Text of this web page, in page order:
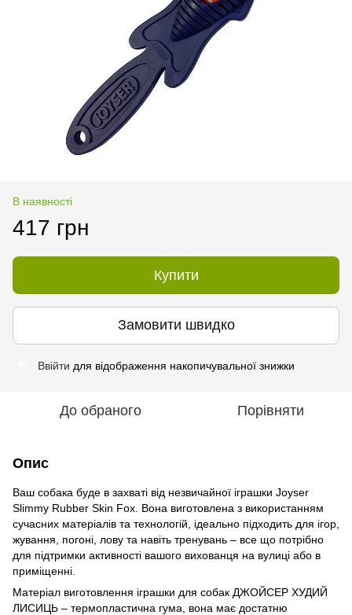
В наявності
417 грн
Купити
Замовити швидко
Ввійти для відображення накопичувальної знижки
До обраного Порівняти
Опис
Ваш собака буде в захваті від незвичайної іграшки Joyser
Slimmy Rubber Skin Fox. Вона виготовлена з використанням
сучасних матеріалів та технологій, ідеально підходить для ігор,
жування, погоні, лову та навіть тренувань – все що потрібно
для підтримки активності вашого вихованця на вулиці або в
приміщенні.
Матеріал виготовлення іграшки для собак ДЖОЙСЕР ХУДИЙ
ЛИСИЦЬ – термопластична гума, вона має достатню